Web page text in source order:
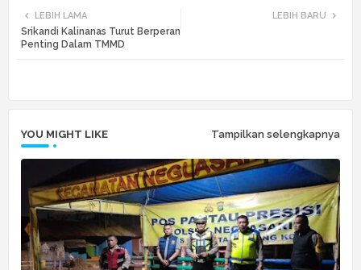
tte
LEBIH BARU
LEBIH LAMA
Srikandi Kalinanas Turut Berperan
Penting Dalam TMMD
YOU MIGHT LIKE Tampilkan selengkapnya